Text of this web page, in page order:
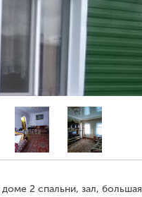
2 спальни, зал, большая